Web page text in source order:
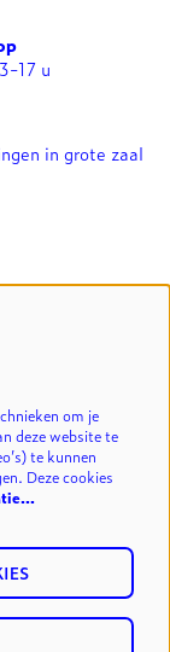
17 u
in grote zaal
om je
deze website te
te kunnen
Deze cookies